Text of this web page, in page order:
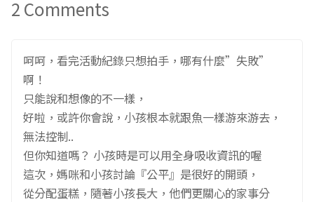
2 Comments
呵呵，看完活動紀錄只想拍手，哪有什麼”失敗”
啊！
只能說和想像的不一樣，
好啦，或許你會說，小孩根本就跟魚一樣游來游去，
無法控制..
但你知道嗎？ 小孩時是可以用全身吸收資訊的喔
這次，媽咪和小孩討論『公平』是很好的開頭，
從分配蛋糕，隨著小孩長大，他們更關心的家事分